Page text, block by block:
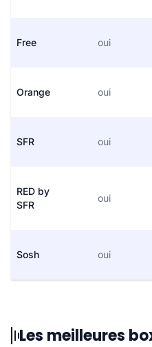
Free oui
Orange oui
SFR oui
RED by
SFR
oui
Sosh oui
Les meilleures